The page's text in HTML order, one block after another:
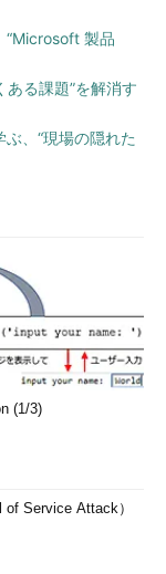
“Microsoft 製品
る課題”を解消す
、“現場の隠れた
(1/3)
Service Attack）